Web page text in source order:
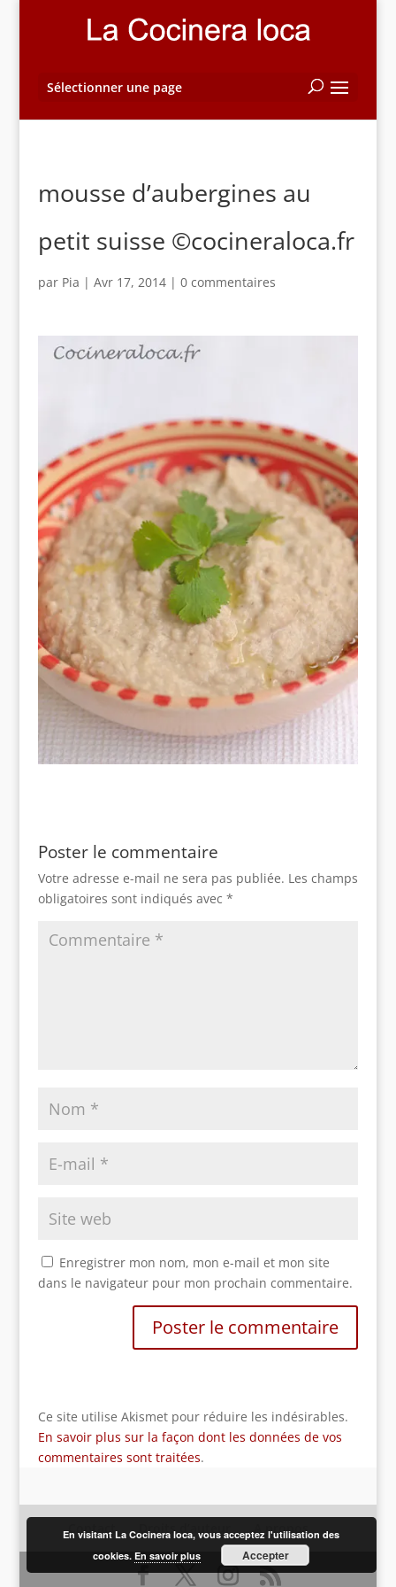
Sélectionner une page
mousse d’aubergines au
petit suisse ©cocineraloca.fr
par Pia | Avr 17, 2014| 0 commentaires
Poster le commentaire
Votre adresse e-mail ne sera pas publiée. Les champs
obligatoires sont indiqués avec *
Enregistrer mon nom, mon e-mail et mon site
dans le navigateur pour mon prochain commentaire.
Ce site utilise Akismet pour réduire les indésirables.
En savoir plus sur la façon dont les données de vos
commentaires sont traitées.
Contact Droits d’auteur A propos
En visitant La Cocinera loca, vous acceptez l'utilisation des
cookies.En savoir plus Accepter